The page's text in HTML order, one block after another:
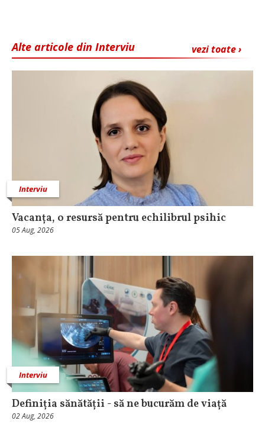
vezi toate ›
Alte articole din Interviu
Interviu
Vacanța, o resursă pentru echilibrul psihic
05 Aug, 2026
Interviu
Definiția sănătății - să ne bucurăm de viață
02 Aug, 2026